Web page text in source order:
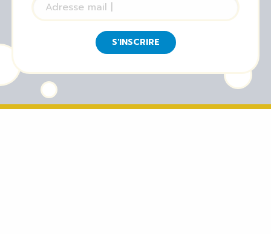
S'INSCRIRE